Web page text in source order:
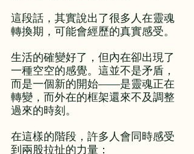
這段話，其實說出了很多人在靈魂
轉換期，可能會經歷的真實感受。
生活的確變好了，但內在卻出現了
一種空空的感覺。這並不是矛盾，
而是一個新的開始——是靈魂正在
轉變，而外在的框架還來不及調整
過來的時刻。
在這樣的階段，許多人會同時感受
到兩股拉扯的力量：